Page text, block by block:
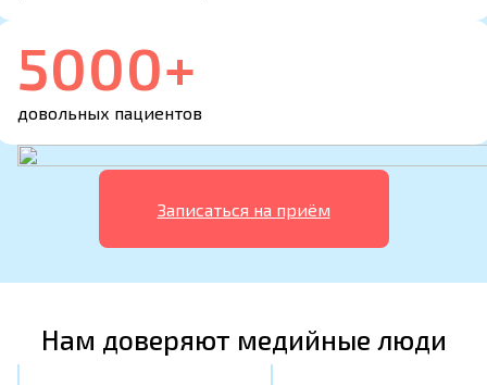
5000+
довольных пациентов
Наша миссия
Мы работаем, чтобы вы
Записаться на приём
Нам доверяют медийные люди